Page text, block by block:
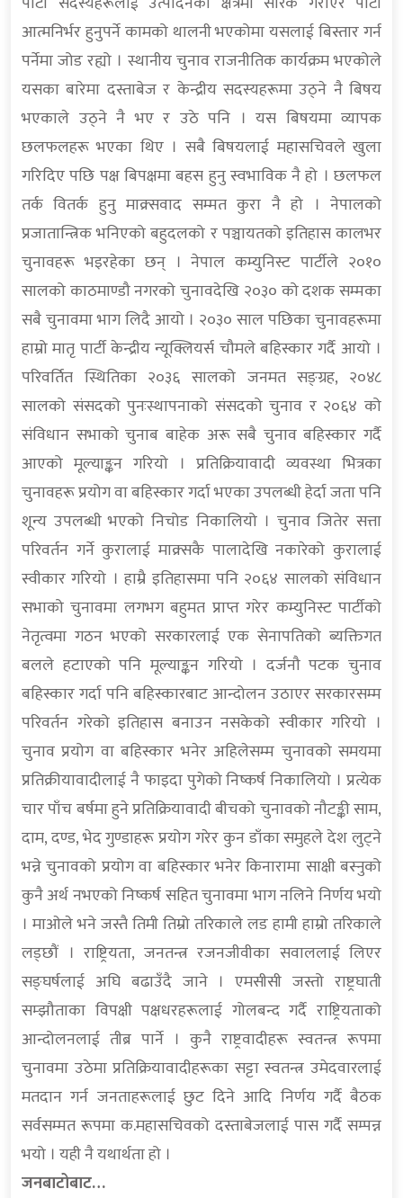
आत्मनिर्भर हुनुपर्ने कामको थालनी भएकोमा यसलाई बिस्तार गर्न
पर्नेमा जोड रह्यो । स्थानीय चुनाव राजनीतिक कार्यक्रम भएकोले
यसका बारेमा दस्ताबेज र केन्द्रीय सदस्यहरूमा उठ्ने नै बिषय
भएकाले उठ्ने नै भए र उठे पनि । यस बिषयमा व्यापक
छलफलहरू भएका थिए । सबै बिषयलाई महासचिवले खुला
गरिदिए पछि पक्ष बिपक्षमा बहस हुनु स्वभाविक नै हो । छलफल
तर्क वितर्क हुनु माक्र्सवाद सम्मत कुरा नै हो । नेपालको
प्रजातान्त्रिक भनिएको बहुदलको र पञ्चायतको इतिहास कालभर
चुनावहरू भइरहेका छन् । नेपाल कम्युनिस्ट पार्टीले २०१०
सालको काठमाण्डौ नगरको चुनावदेखि २०३० को दशक सम्मका
सबै चुनावमा भाग लिदै आयो । २०३० साल पछिका चुनावहरूमा
हाम्रो मातृ पार्टी केन्द्रीय न्यूक्लियर्स चौमले बहिस्कार गर्दै आयो ।
परिवर्तित स्थितिका २०३६ सालको जनमत सङ्ग्रह, २०४८
सालको संसदको पुनःस्थापनाको संसदको चुनाव र २०६४ को
संविधान सभाको चुनाब बाहेक अरू सबै चुनाव बहिस्कार गर्दै
आएको मूल्याङ्कन गरियो । प्रतिक्रियावादी व्यवस्था भित्रका
चुनावहरू प्रयोग वा बहिस्कार गर्दा भएका उपलब्धी हेर्दा जता पनि
शून्य उपलब्धी भएको निचोड निकालियो । चुनाव जितेर सत्ता
परिवर्तन गर्ने कुरालाई माक्र्सकै पालादेखि नकारेको कुरालाई
स्वीकार गरियो । हाम्रै इतिहासमा पनि २०६४ सालको संविधान
सभाको चुनावमा लगभग बहुमत प्राप्त गरेर कम्युनिस्ट पार्टीको
नेतृत्वमा गठन भएको सरकारलाई एक सेनापतिको ब्यक्तिगत
बलले हटाएको पनि मूल्याङ्कन गरियो । दर्जनौ पटक चुनाव
बहिस्कार गर्दा पनि बहिस्कारबाट आन्दोलन उठाएर सरकारसम्म
परिवर्तन गरेको इतिहास बनाउन नसकेको स्वीकार गरियो ।
चुनाव प्रयोग वा बहिस्कार भनेर अहिलेसम्म चुनावको समयमा
प्रतिक्रीयावादीलाई नै फाइदा पुगेको निष्कर्ष निकालियो । प्रत्येक
चार पाँच बर्षमा हुने प्रतिक्रियावादी बीचको चुनावको नौटङ्की साम,
दाम, दण्ड, भेद गुण्डाहरू प्रयोग गरेर कुन डाँका समुहले देश लुट्ने
भन्ने चुनावको प्रयोग वा बहिस्कार भनेर किनारामा साक्षी बस्नुको
कुनै अर्थ नभएको निष्कर्ष सहित चुनावमा भाग नलिने निर्णय भयो
। माओले भने जस्तै तिमी तिम्रो तरिकाले लड हामी हाम्रो तरिकाले
लड्छौं । राष्ट्रियता, जनतन्त्र रजनजीवीका सवाललाई लिएर
सङ्घर्षलाई अघि बढाउँदै जाने । एमसीसी जस्तो राष्ट्रघाती
सम्झौताका विपक्षी पक्षधरहरूलाई गोलबन्द गर्दै राष्ट्रियताको
आन्दोलनलाई तीब्र पार्ने । कुनै राष्ट्रवादीहरू स्वतन्त्र रूपमा
चुनावमा उठेमा प्रतिक्रियावादीहरूका सट्टा स्वतन्त्र उमेदवारलाई
मतदान गर्न जनताहरूलाई छुट दिने आदि निर्णय गर्दै बैठक
सर्वसम्मत रूपमा क.महासचिवको दस्ताबेजलाई पास गर्दै सम्पन्न
भयो । यही नै यथार्थता हो ।
जनबाटोबाट…